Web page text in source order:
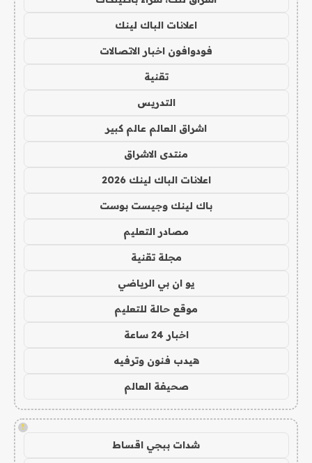
اعلانات الباك لينك
فودوافون اخبار الاتصالات
تقنية
التدريس
اشراق العالم عالم كبير
منتدى الاشراق
اعلانات الباك لينك 2026
باك لينك وجيست بوست
مصادر التعليم
مجلة تقنية
يو ان بي الرياضي
موقع حالة للتعليم
اخبار 24 ساعة
هيدب فنون وترفيه
صحيفة العالم
!
شدات ببجي اقساط